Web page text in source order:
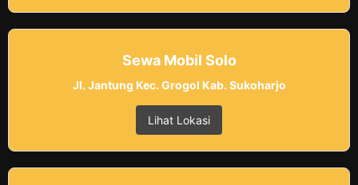
Sewa Mobil Solo
Jl. Jantung Kec. Grogol Kab. Sukoharjo
Lihat Lokasi